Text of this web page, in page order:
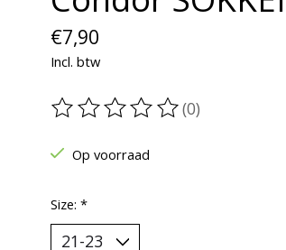
€7,90
Incl. btw
De beoordeling van dit product
(0)
Op voorraad
Size: *